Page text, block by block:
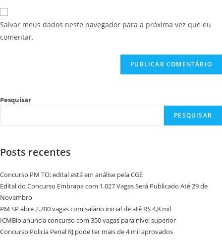
Salvar meus dados neste navegador para a próxima vez que eu
comentar.
Pesquisar
PESQUISAR
Posts recentes
Concurso PM TO: edital está em análise pela CGE
Edital do Concurso Embrapa com 1.027 Vagas Será Publicado Até 29 de
Novembro
PM SP abre 2.700 vagas com salário inicial de até R$ 4,8 mil
ICMBio anuncia concurso com 350 vagas para nível superior
Concurso Policia Penal RJ pode ter mais de 4 mil aprovados